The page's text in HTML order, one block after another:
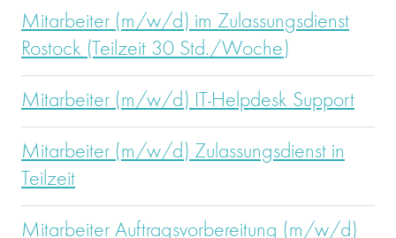
Mitarbeiter (m/w/d) im Zulassungsdienst
Rostock (Teilzeit 30 Std./Woche)
Mitarbeiter (m/w/d) IT-Helpdesk Support
Mitarbeiter (m/w/d) Zulassungsdienst in
Teilzeit
Mitarbeiter Auftragsvorbereitung (m/w/d)